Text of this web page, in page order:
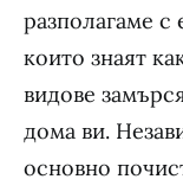
разполагаме с
които знаят
видове
дома ви.
основно